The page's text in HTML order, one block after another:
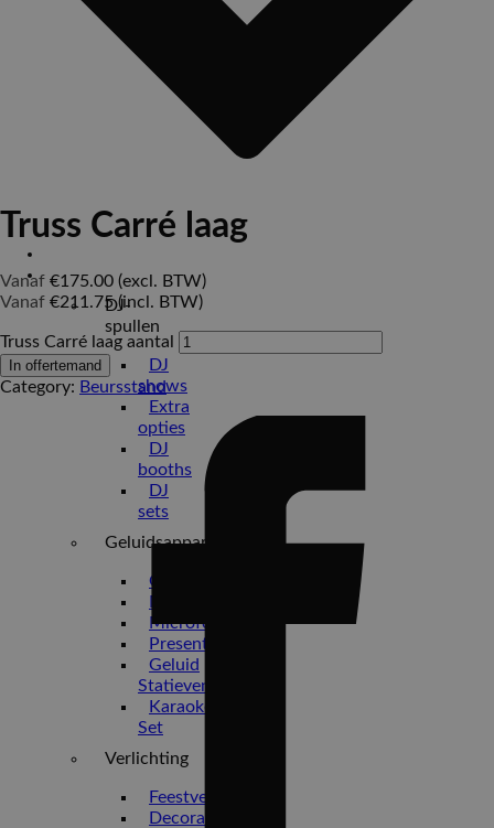
Verhuur
DJ-
spullen
DJ
shows
Extra
opties
DJ
booths
DJ
sets
Geluidsapparatuur
Geluidset
Microfoons
Presentatie
Geluid
Statieven
Karaoke
Set
Verlichting
Feestverlichting
Decoratie
Truss Carré laag
Vanaf €175.00 (excl. BTW)
Vanaf €211.75(incl. BTW)
Truss Carré laag aantal
In offertemand
Category: Beursstand